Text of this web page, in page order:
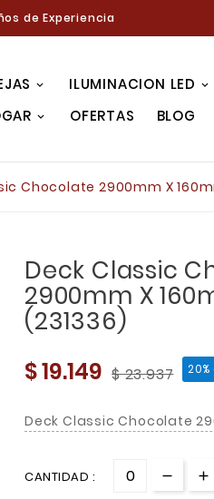
de Experiencia
ILUMINACION LED
OFERTAS BLOG
Chocolate 2900mm X
Deck Classic
2900mm X
(231336)
$ 19.149 $ 23.937
Deck Classic Chocolate
CANTIDAD :